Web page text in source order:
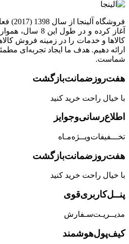
آغاز کرده و در
کالاها و خدمات را در زمینه فروش
ارائه دهیم. هدف ما ایجاد تجربه‌ای
شماست.
هفت‌روز‌ضمانت‌بازگشت
با خیال راحت خرید کنید
اطلاع‌رسانی‌و‌جوایز
تخـــفیفات‌ویــژه‌مـاه
هفت‌روز‌ضمانت‌بازگشت
با خیال راحت خرید کنید
پنــل‌کاربری‌قوی
مدیــریـت‌سـفارش
کیف‌پول‌هوشمند